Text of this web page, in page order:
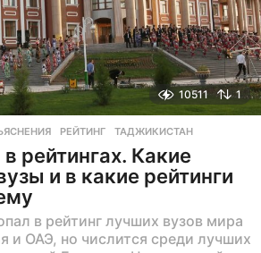
10511 1
,РЕЙТИНГ ,ТАДЖИКИСТАН
рейтингах. Какие
и в какие рейтинги
в рейтинг лучших вузов мира
и ОАЭ, но числится среди лучших